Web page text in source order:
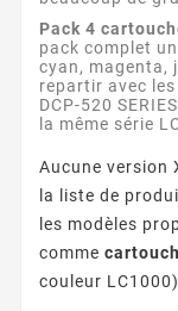
Pack 4
pack complet
cyan, magenta,
repartir avec
DCP-520
la même série
Aucune version
la liste de
les modèles
comme
couleur